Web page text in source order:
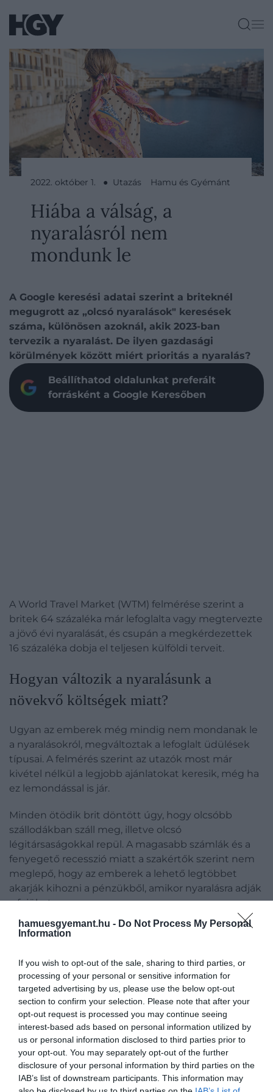
hamuesgyemant.hu - Do Not Process My Personal
Information
If you wish to opt-out of the sale, sharing to third parties, or
processing of your personal or sensitive information for
targeted advertising by us, please use the below opt-out
section to confirm your selection. Please note that after your
opt-out request is processed you may continue seeing
interest-based ads based on personal information utilized by
us or personal information disclosed to third parties prior to
your opt-out. You may separately opt-out of the further
disclosure of your personal information by third parties on the
IAB’s list of downstream participants. This information may
2022. október 1. ● Utazás Hamu és Gyémánt
Hiába a válság, a
nyaralásról nem
mondunk le
A Google keresési adatai szerint a briteknél
megugrott az „olcsó nyaralások" keresések
száma, különösen azoknál, akik 2023-ban
tervezik a nyaralást. De ilyen gazdasági
körülmények között miért prioritás a nyaralás?
Beállíthatod oldalunkat preferált
forrásként a Google Keresőben
A World Travel Market (WTM) felmérése szerint a
britek 64 százaléka már lefoglalta vagy megtervezte
a jövő évi nyaralását, és csupán a megkérdezettek
16 százaléka dobja el teljesen külföldi terveit.
Hogyan változik a nyaralásunk a
növekvő költségek miatt?
Ugyan az emberek még mindig nem mondanak le
a nyaralásokról, megváltoztak a lefoglalt üdülések
típusai. A felmérés szerint az utazók most már
kivétel nélkül a legjobb ajánlatokat keresik, még ha
ez lemondással is jár.
Minden ötödik brit döntött úgy, hogy olcsóbb
szállodákban száll meg, illetve olcsó
légitársaságokkal repül. A magasabb számlák és a
fenyegető recesszió miatt a szakértők szerint nem
meglepő, hogy az emberek a lehető legtöbbet
akarják kihozni a pénzükből, amikor nyaralásra adják
a fejüket.
De milyen luxusról hajlandóak lemondani a
szerint a britek majdnem 40 százaléka lemondana
az ötcsillagos szállodákról, 33 százalékuk a
kényelmesebb repülésről, 32 százalékuk pedig
megszabadulna az extra poggyásztérről.
Vannak azonban olyan dolgok is, amelyekről nem
szívesen mondanának le: a garantált jó időjárás és a
szállás frekventált elhelyezkedése még mindig
olyan dolgok, amelyek prioritást élveznek egy
utazás során.